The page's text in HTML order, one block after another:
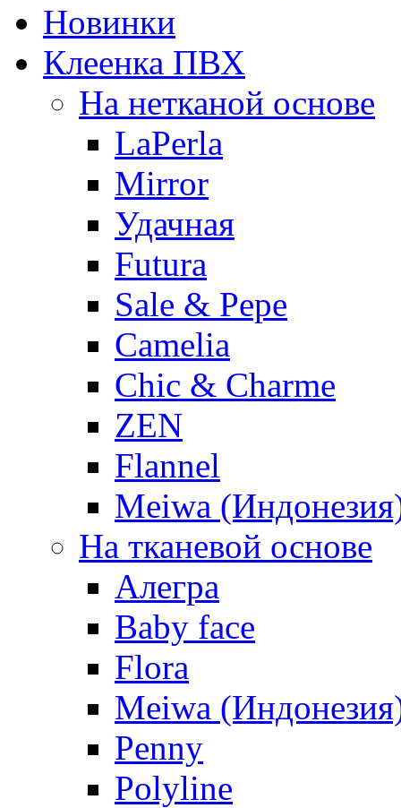
Новинки
Клеенка ПВХ
На нетканой основе
LaPerla
Mirror
Удачная
Futura
Sale & Pepe
Camelia
Chic & Charme
ZEN
Flannel
Meiwa
На тканевой основе
Алегра
Baby face
Flora
Meiwa
Penny
Polyline